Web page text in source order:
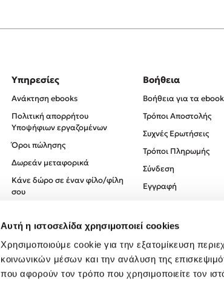
Αυτή η ιστοσελίδα χρησιμοποιεί cookies
Χρησιμοποιούμε cookie για την εξατομίκευση
κοινωνικών μέσων και την ανάλυση της
που αφορούν τον τρόπο που χρησιμοποιείτε τον
Υπηρεσίες
Ανάκτηση ebooks
Πολιτική απορρήτου
Υποψήφιων εργαζομένων
Όροι πώλησης
Δωρεάν μεταφορικά
Κάνε δώρο σε έναν φίλο/φίλη
σου
Πολιτική Απορρήτου
Όροι χρήσης
Βοήθεια
Βοήθεια για τα
Τρόποι Αποστολής
Συχνές Ερωτήσεις
Τρόποι Πληρωμής
Σύνδεση
Εγγραφή